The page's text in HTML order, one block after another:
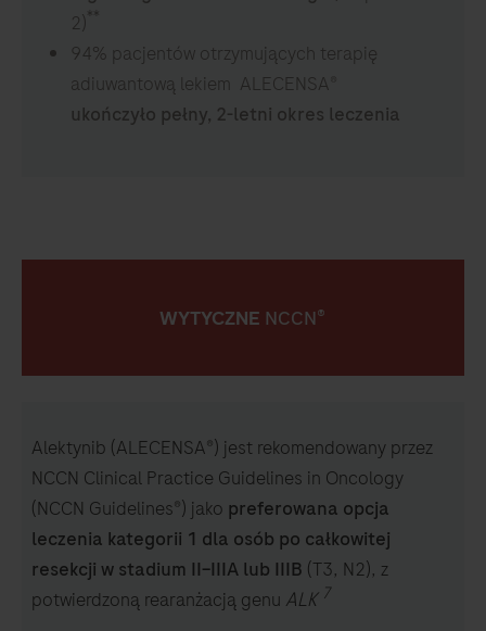
2)**
94% pacjentów otrzymujących terapię
adiuwantową lekiem ALECENSA®
ukończyło pełny, 2-letni okres leczenia
WYTYCZNE NCCN®
Alektynib (ALECENSA®) jest rekomendowany przez
NCCN Clinical Practice Guidelines in Oncology
(NCCN Guidelines®) jako preferowana opcja
leczenia kategorii 1 dla osób po całkowitej
resekcji w stadium II–IIIA lub IIIB (T3, N2), z
potwierdzoną rearanżacją genu ALK 7